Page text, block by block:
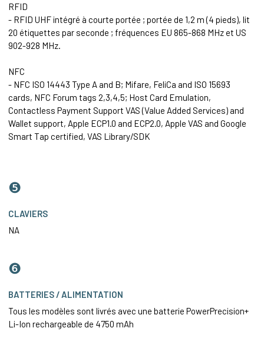
RFID
- RFID UHF intégré à courte portée ; portée de 1,2 m (4 pieds), lit
20 étiquettes par seconde ; fréquences EU 865-868 MHz et US
902-928 MHz.
NFC
- NFC ISO 14443 Type A and B; Mifare, FeliCa and ISO 15693
cards, NFC Forum tags 2,3,4,5; Host Card Emulation,
Contactless Payment Support VAS (Value Added Services) and
Wallet support, Apple ECP1.0 and ECP2.0, Apple VAS and Google
Smart Tap certified, VAS Library/SDK
❺
CLAVIERS
NA
❻
BATTERIES / ALIMENTATION
Tous les modèles sont livrés avec une batterie PowerPrecision+
Li-Ion rechargeable de 4750 mAh